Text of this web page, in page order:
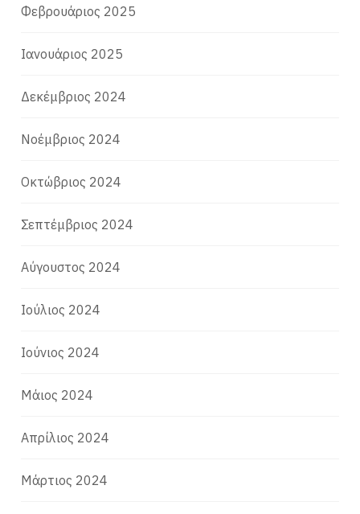
Φεβρουάριος 2025
Ιανουάριος 2025
Δεκέμβριος 2024
Νοέμβριος 2024
Οκτώβριος 2024
Σεπτέμβριος 2024
Αύγουστος 2024
Ιούλιος 2024
Ιούνιος 2024
Μάιος 2024
Απρίλιος 2024
Μάρτιος 2024